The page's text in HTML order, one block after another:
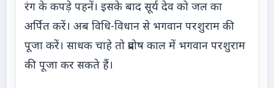
रंग के कपड़े पहनें। इसके बाद सूर्य देव को जल का
अर्पित करें। अब विधि-विधान से भगवान परशुराम की
पूजा करें। साधक चाहे तो प्रदोष काल में भगवान परशुराम
की पूजा कर सकते हैं।